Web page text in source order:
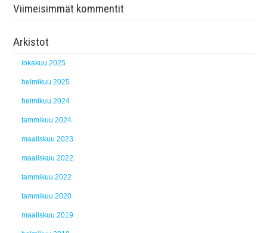
Viimeisimmät kommentit
Arkistot
lokakuu 2025
helmikuu 2025
helmikuu 2024
tammikuu 2024
maaliskuu 2023
maaliskuu 2022
tammikuu 2022
tammikuu 2020
maaliskuu 2019